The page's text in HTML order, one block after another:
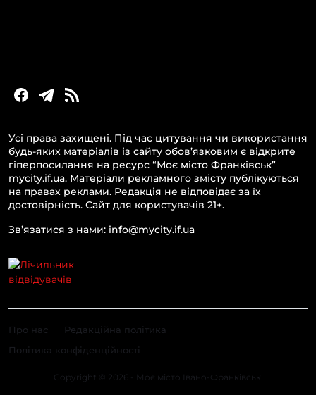
Усі права захищені. Під час цитування чи використання
будь-яких матеріалів із сайту обов’язковим є відкрите
гіперпосилання на ресурс “Моє місто Франківськ”
mycity.if.ua. Матеріали рекламного змісту публікуються
на правах реклами. Редакція не відповідає за їх
достовірність. Сайт для користувачів 21+.
Зв’язатися з нами: info@mycity.if.ua
Copyright © 2026 - Моє місто Івано-Франківськ.
Про нас
Редакційна політика
Політика конфіденційності